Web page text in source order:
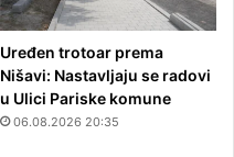
Uređen trotoar prema
Nišavi: Nastavljaju se radovi
u Ulici Pariske komune
06.08.2026 20:35